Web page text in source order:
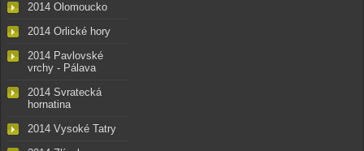
2014 Olomoucko
2014 Orlické hory
2014 Pavlovské
vrchy - Pálava
2014 Svratecká
hornatina
2014 Vysoké Tatry